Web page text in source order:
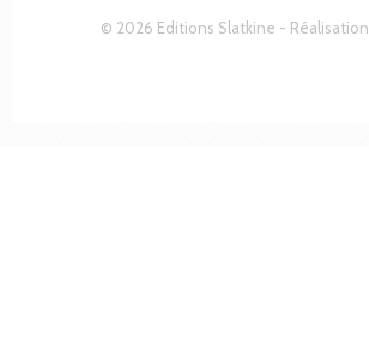
© 2026 Editions Slatkine - Réalisation